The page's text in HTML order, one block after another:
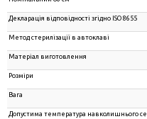
Декларація відповідності згідно ISO 8655
Метод стерилізації в автоклаві
Матеріал виготовлення
Розміри
Вага
Допустима температура навколишнього